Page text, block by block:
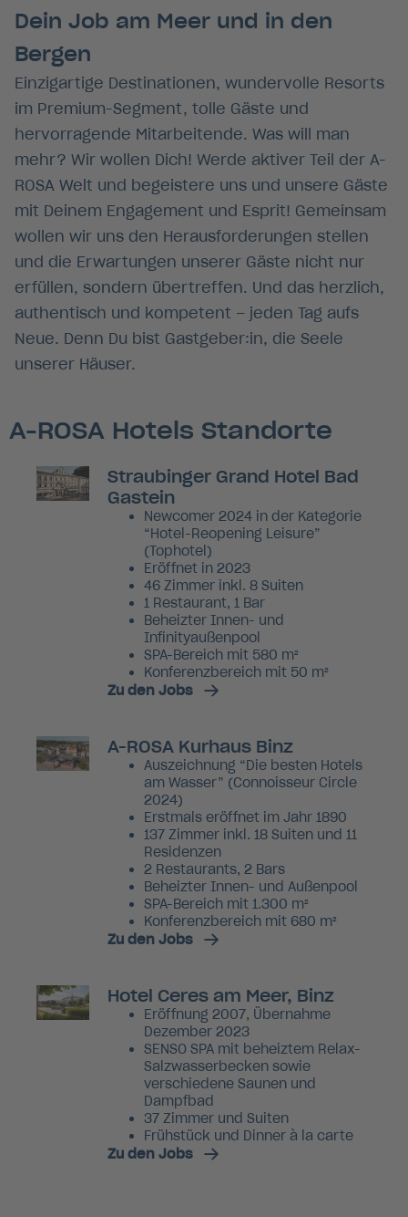
Dein Job am Meer und in den
Bergen
Einzigartige Destinationen, wundervolle Resorts
im Premium-Segment, tolle Gäste und
hervorragende Mitarbeitende. Was will man
mehr? Wir wollen Dich! Werde aktiver Teil der A-
ROSA Welt und begeistere uns und unsere Gäste
mit Deinem Engagement und Esprit! Gemeinsam
wollen wir uns den Herausforderungen stellen
und die Erwartungen unserer Gäste nicht nur
erfüllen, sondern übertreffen. Und das herzlich,
authentisch und kompetent – jeden Tag aufs
Neue. Denn Du bist Gastgeber:in, die Seele
unserer Häuser.
A-ROSA Hotels Standorte
Straubinger Grand Hotel Bad
Gastein
Newcomer 2024 in der Kategorie
“Hotel-Reopening Leisure”
(Tophotel)
Eröffnet in 2023
46 Zimmer inkl. 8 Suiten
1 Restaurant, 1 Bar
Beheizter Innen- und
Infinityaußenpool
SPA-Bereich mit 580 m²
Konferenzbereich mit 50 m²
Zu den Jobs
A-ROSA Kurhaus Binz
Auszeichnung “Die besten Hotels
am Wasser” (Connoisseur Circle
2024)
Erstmals eröffnet im Jahr 1890
137 Zimmer inkl. 18 Suiten und 11
Residenzen
2 Restaurants, 2 Bars
Beheizter Innen- und Außenpool
SPA-Bereich mit 1.300 m²
Konferenzbereich mit 680 m²
Zu den Jobs
Hotel Ceres am Meer, Binz
Eröffnung 2007, Übernahme
Dezember 2023
SENSO SPA mit beheiztem Relax-
Salzwasserbecken sowie
verschiedene Saunen und
Dampfbad
37 Zimmer und Suiten
Frühstück und Dinner à la carte
Zu den Jobs